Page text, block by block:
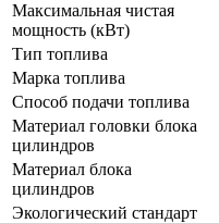
Максимальная чистая
мощность (кВт)
Тип топлива
Марка топлива
Способ подачи топлива
Материал головки блока
цилиндров
Материал блока
цилиндров
Экологический стандарт